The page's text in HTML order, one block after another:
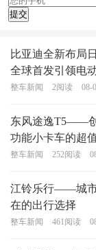
比亚迪全新布局
全球首发引领电
整车新闻 2阅读 08-
东风途逸T5——
功能小卡车的超
整车新闻 252阅读
江铃乐行——城市
在的出行选择
整车新闻 461阅读